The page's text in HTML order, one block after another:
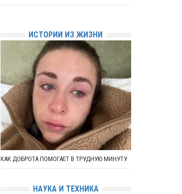
ИСТОРИИ ИЗ ЖИЗНИ
КАК ДОБРОТА ПОМОГАЕТ В ТРУДНУЮ МИНУТУ
НАУКА И ТЕХНИКА